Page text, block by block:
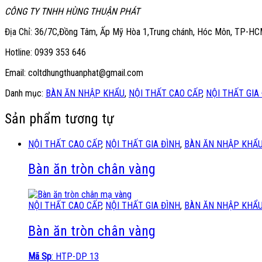
CÔNG TY TNHH HÙNG THUẬN PHÁT
Địa Chỉ: 36/7C,Đồng Tâm, Ấp Mỹ Hòa 1,Trung chánh, Hóc Môn, TP-
Hotline: 0939 353 646
Email: coltdhungthuanphat@gmail.com
Danh mục: BÀN ĂN NHẬP KHẨU, NỘI THẤT CAO CẤP, NỘI THẤT
Sản phẩm tương tự
NỘI THẤT CAO CẤP, NỘI THẤT GIA ĐÌNH, BÀN ĂN NHẬP
Bàn ăn tròn chân vàng
NỘI THẤT CAO CẤP, NỘI THẤT GIA ĐÌNH, BÀN ĂN NHẬP
Bàn ăn tròn chân vàng
Mã Sp: HTP-DP 13